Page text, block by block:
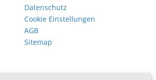
Datenschutz
Cookie Einstellungen
AGB
Sitemap